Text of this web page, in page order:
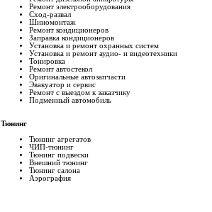
Ремонт электрооборудования
Сход-развал
Шиномонтаж
Ремонт кондиционеров
Заправка кондиционеров
Установка и ремонт охранных систем
Установка и ремонт аудио- и видеотехники
Тонировка
Ремонт автостекол
Оригинальные автозапчасти
Эвакуатор и сервис
Ремонт с выездом к заказчику
Подменный автомобиль
Тюнинг
Тюнинг агрегатов
ЧИП-тюнинг
Тюнинг подвески
Внешний тюнинг
Тюнинг салона
Аэрография